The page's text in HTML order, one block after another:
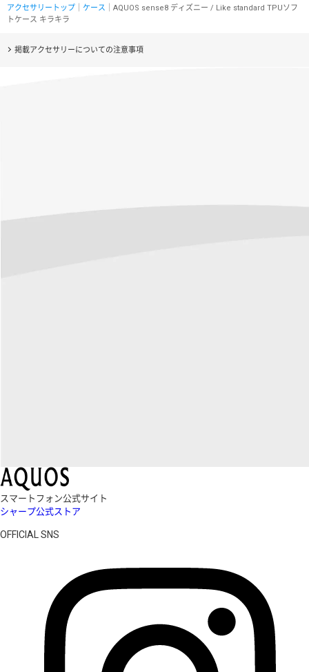
アクセサリートップ ケース ｜AQUOS sense8 ディズニー / Like standard TPUソフ
トケース キラキラ
掲載アクセサリーについての注意事項
スマートフォン公式サイト
シャープ公式ストア
OFFICIAL SNS